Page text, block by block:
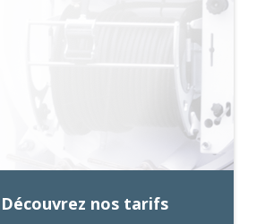
Découvrez nos tarifs